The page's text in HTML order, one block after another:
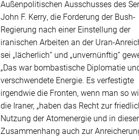
Außenpolitischen Ausschusses des
John F. Kerry, die Forderung der Bush-
Regierung nach einer Einstellung der
iranischen Arbeiten an der Uran-
sei „lächerlich“ und „unvernünftig“
„Das war bombastische Diplomatie
verschwendete Energie. Es verfestigte
irgendwie die Fronten, wenn man so
die Iraner, „haben das Recht zur
Nutzung der Atomenergie und in
Zusammenhang auch zur